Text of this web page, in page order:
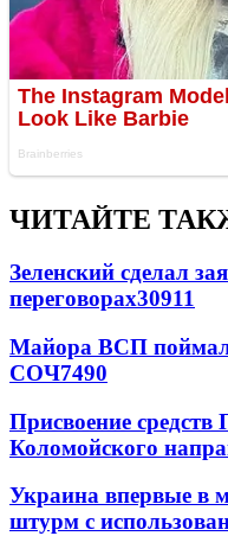
ЧИТАЙТЕ
Зеленский сделал
переговорах30911
Майора ВСП
СОЧ7490
Присвоение
Коломойского
Украина впервые в
штурм с